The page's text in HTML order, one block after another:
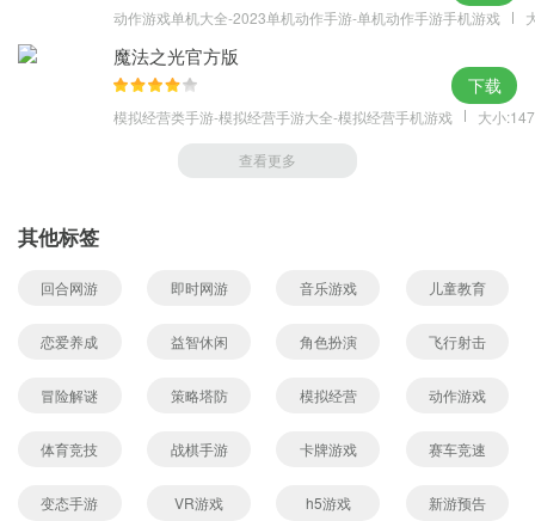
动作游戏单机大全-2023单机动作手游-单机动作手游手机游戏
魔法之光官方版
模拟经营类手游-模拟经营手游大全-模拟经营手机游戏 大小
下载
查看更多
其他标签
回合网游 即时网游 音乐游戏 儿童教育
恋爱养成 益智休闲 角色扮演 飞行射击
冒险解谜 策略塔防 模拟经营 动作游戏
体育竞技 战棋手游 卡牌游戏 赛车竞速
变态手游 VR游戏 h5游戏 新游预告